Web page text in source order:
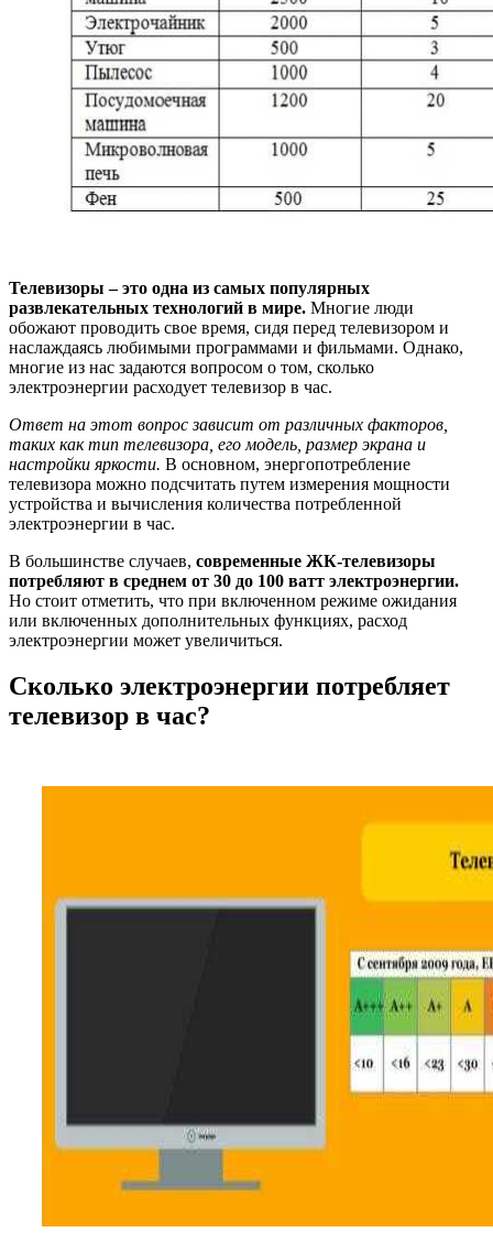
Телевизоры – это одна из самых популярных
развлекательных технологий в мире. Многие люди
обожают проводить свое время, сидя перед телевизором и
наслаждаясь любимыми программами и фильмами. Однако,
многие из нас задаются вопросом о том, сколько
электроэнергии расходует телевизор в час.
Ответ на этот вопрос зависит от различных факторов,
таких как тип телевизора, его модель, размер экрана и
настройки яркости. В основном, энергопотребление
телевизора можно подсчитать путем измерения мощности
устройства и вычисления количества потребленной
электроэнергии в час.
В большинстве случаев, современные ЖК-телевизоры
потребляют в среднем от 30 до 100 ватт электроэнергии.
Но стоит отметить, что при включенном режиме ожидания
или включенных дополнительных функциях, расход
электроэнергии может увеличиться.
Сколько электроэнергии потребляет
телевизор в час?